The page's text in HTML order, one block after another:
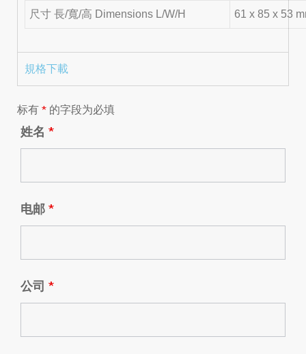
尺寸 長/寬/高 Dimensions L/W/H 61 x 85 x 53
規格下載
标有 * 的字段为必填
姓名 *
电邮 *
公司 *